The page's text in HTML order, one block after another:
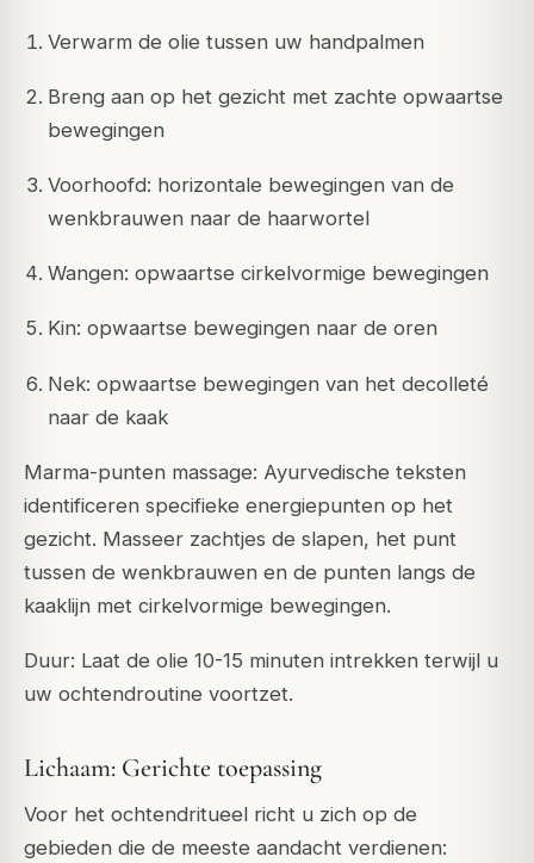
Verwarm de olie tussen uw handpalmen
Breng aan op het gezicht met zachte opwaartse
bewegingen
Voorhoofd: horizontale bewegingen van de
wenkbrauwen naar de haarwortel
Wangen: opwaartse cirkelvormige bewegingen
Kin: opwaartse bewegingen naar de oren
Nek: opwaartse bewegingen van het decolleté
naar de kaak
Marma-punten massage: Ayurvedische teksten
identificeren specifieke energiepunten op het
gezicht. Masseer zachtjes de slapen, het punt
tussen de wenkbrauwen en de punten langs de
kaaklijn met cirkelvormige bewegingen.
Duur: Laat de olie 10-15 minuten intrekken terwijl u
uw ochtendroutine voortzet.
Lichaam: Gerichte toepassing
Voor het ochtendritueel richt u zich op de
gebieden die de meeste aandacht verdienen: